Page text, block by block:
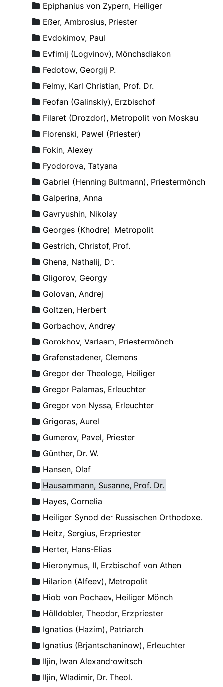
Epiphanius von Zypern, Heiliger
Eßer, Ambrosius, Priester
Evdokimov, Paul
Evfimij (Logvinov), Mönchsdiakon
Fedotow, Georgij P.
Felmy, Karl Christian, Prof. Dr.
Feofan (Galinskiy), Erzbischof
Filaret (Drozdor), Metropolit von Moskau
Florenski, Pawel (Priester)
Fokin, Alexey
Fyodorova, Tatyana
Gabriel (Henning Bultmann), Priestermönch
Galperina, Anna
Gavryushin, Nikolay
Georges (Khodre), Metropolit
Gestrich, Christof, Prof.
Ghena, Nathalij, Dr.
Gligorov, Georgy
Golovan, Andrej
Goltzen, Herbert
Gorbachov, Andrey
Gorokhov, Varlaam, Priestermönch
Grafenstadener, Clemens
Gregor der Theologe, Heiliger
Gregor Palamas, Erleuchter
Gregor von Nyssa, Erleuchter
Grigoras, Aurel
Gumerov, Pavel, Priester
Günther, Dr. W.
Hansen, Olaf
Hausammann, Susanne, Prof. Dr.
Hayes, Cornelia
Heiliger Synod der Russischen Orthodoxen Kirche
Heitz, Sergius, Erzpriester
Herter, Hans-Elias
Hieronymus, II, Erzbischof von Athen
Hilarion (Alfeev), Metropolit
Hiob von Pochaev, Heiliger Mönch
Hölldobler, Theodor, Erzpriester
Ignatios (Hazim), Patriarch
Ignatius (Brjantschaninow), Erleuchter
Iljin, Iwan Alexandrowitsch
Iljin, Wladimir, Dr. Theol.